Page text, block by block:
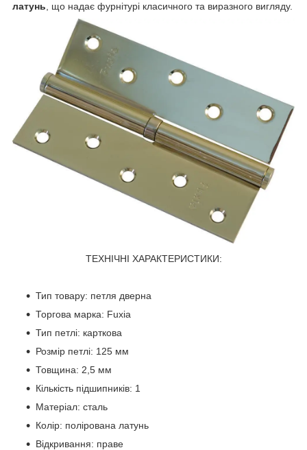
латунь, що надає фурнітурі класичного та виразного вигляду.
ТЕХНІЧНІ ХАРАКТЕРИСТИКИ:
Тип товару: петля дверна
Торгова марка: Fuxia
Тип петлі: карткова
Розмір петлі: 125 мм
Товщина: 2,5 мм
Кількість підшипників: 1
Матеріал: сталь
Колір: полірована латунь
Відкривання: праве